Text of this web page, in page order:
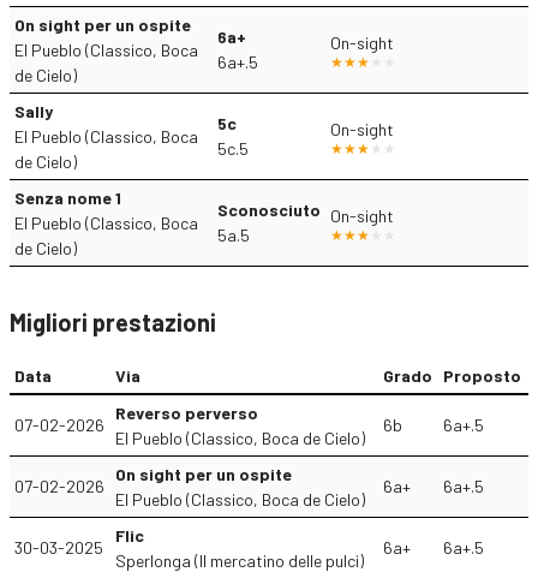
On sight per un ospite
El Pueblo (Classico, Boca
de Cielo)
6a+
6a+.5
On-sight
Sally
El Pueblo (Classico, Boca
de Cielo)
5c
5c.5
On-sight
Senza nome 1
El Pueblo (Classico, Boca
de Cielo)
Sconosciuto
5a.5
On-sight
Migliori prestazioni
Data Via Grado Proposto
07-02-2026
Reverso perverso
El Pueblo (Classico, Boca de Cielo)
6b 6a+.5
07-02-2026
On sight per un ospite
El Pueblo (Classico, Boca de Cielo)
6a+ 6a+.5
30-03-2025
Flic
Sperlonga (Il mercatino delle pulci)
6a+ 6a+.5